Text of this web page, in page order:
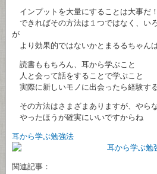
インプットを大量にすることは大事だ
できればその方法は１つではなく、い
が
より効果的ではないかとまるるちゃん
読書ももちろん、耳から学ぶこと
人と会って話をすることで学ぶこと
実際に新しいモノに出会ったら経験する
その方法はさまざまありますが、やら
やったほうが確実にいいですからね
耳から学ぶ勉強法
関連記事：